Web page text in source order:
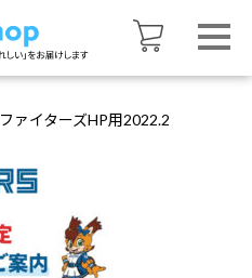
ファイターズHP用2022.2